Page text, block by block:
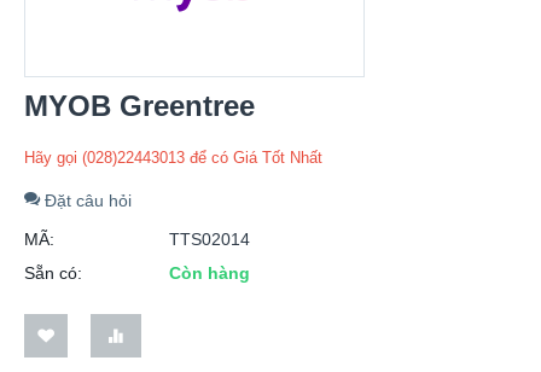
MYOB Greentree
Hãy gọi (028)22443013 để có Giá Tốt Nhất
Đặt câu hỏi
MÃ:
TTS02014
Sẵn có:
Còn hàng